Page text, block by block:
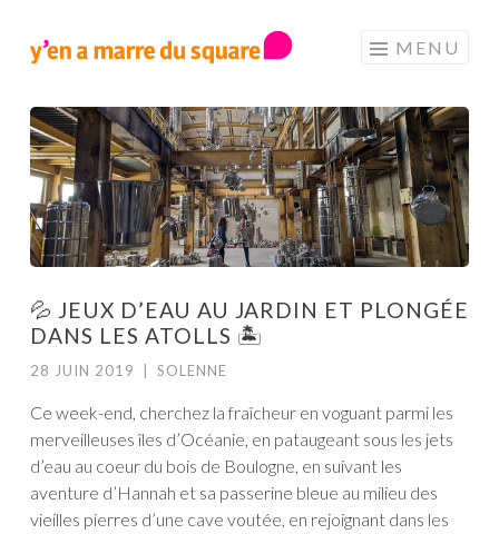
Aller au contenu principal MENU
💦 JEUX D’EAU AU JARDIN ET PLONGÉE
DANS LES ATOLLS 🏝️
28 JUIN 2019 SOLENNE
Ce week-end, cherchez la fraîcheur en voguant parmi les
merveilleuses îles d’Océanie, en pataugeant sous les jets
d’eau au coeur du bois de Boulogne, en suivant les
aventure d’Hannah et sa passerine bleue au milieu des
vieilles pierres d’une cave voutée, en rejoignant dans les